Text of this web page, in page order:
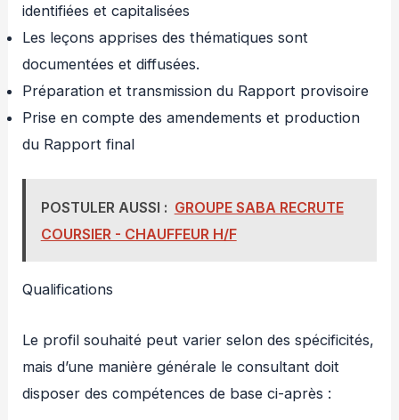
identifiées et capitalisées
Les leçons apprises des thématiques sont
documentées et diffusées.
Préparation et transmission du Rapport provisoire
Prise en compte des amendements et production
du Rapport final
POSTULER AUSSI : GROUPE SABA RECRUTE
COURSIER - CHAUFFEUR H/F
Qualifications
Le profil souhaité peut varier selon des spécificités,
mais d’une manière générale le consultant doit
disposer des compétences de base ci-après :